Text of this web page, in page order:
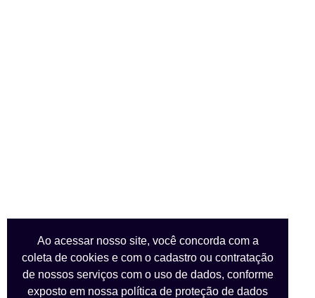
Ao acessar nosso site, você concorda com a
coleta de cookies e com o cadastro ou contratação
de nossos serviços com o uso de dados, conforme
exposto em nossa política de proteção de dados